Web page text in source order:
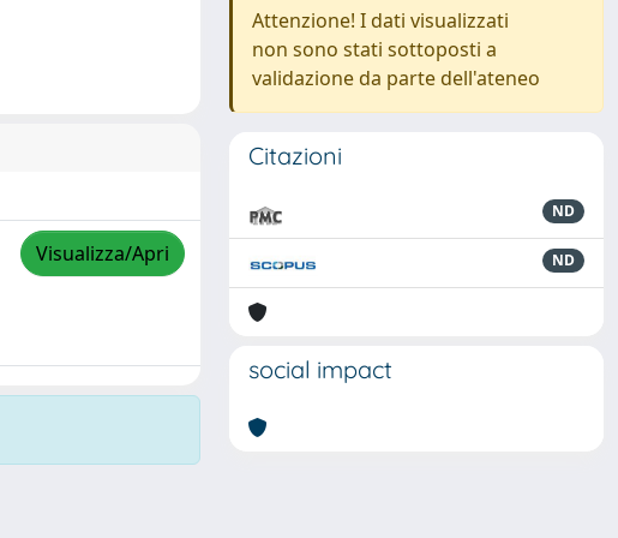
Visualizza/Apri
Attenzione! I dati visualizzati
non sono stati sottoposti a
validazione da parte dell'ateneo
Citazioni
ND
ND
social impact